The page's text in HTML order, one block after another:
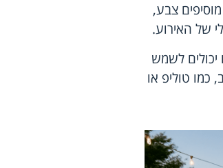
צבע,
של האירוע.
יכולים לשמש
כמו טוליפ או